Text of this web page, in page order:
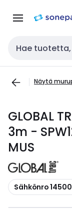
navigointiin
Haku
Näytä
GLOBAL
3m -
MUS
Kopioi
Sähkönro